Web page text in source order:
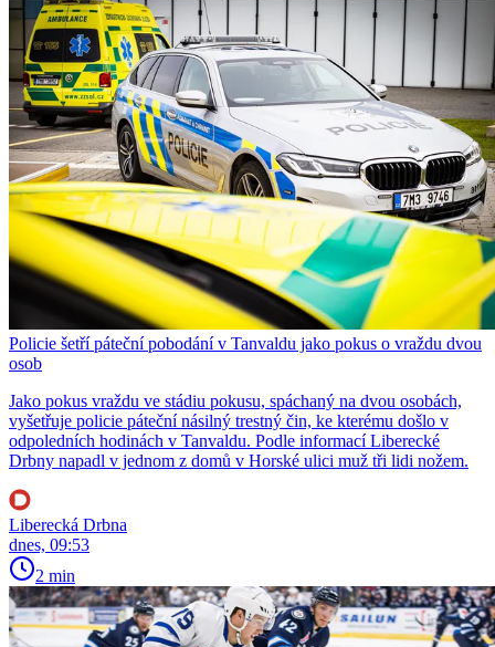
Policie šetří páteční pobodání v Tanvaldu jako pokus o vraždu dvou
osob
Jako pokus vraždu ve stádiu pokusu, spáchaný na dvou osobách,
vyšetřuje policie páteční násilný trestný čin, ke kterému došlo v
odpoledních hodinách v Tanvaldu. Podle informací Liberecké
Drbny napadl v jednom z domů v Horské ulici muž tři lidi nožem.
Liberecká Drbna
dnes, 09:53
2 min